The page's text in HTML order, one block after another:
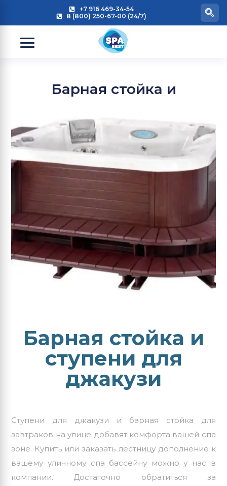
+7 916 469-34-54
8 (800) 250-67-00 (24/7)
Барная стойка и
Барная стойка и
ступени для
джакузи
Ступени для джакузи и барная стойка для
завтраков на улице добавят комфорта вашей спа
зоне. Купить или заказать лестницу дополнение к
вашему уличному спа бассейну можно у нас в
компании. Достаточно обратиться за